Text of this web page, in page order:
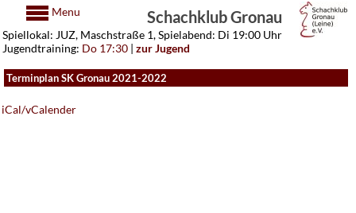
Menu Schachklub Gronau
Spiellokal: JUZ, Maschstraße 1, Spielabend: Di 19:00 Uhr
Jugendtraining: Do 17:30 | zur Jugend
Terminplan SK Gronau 2021-2022
iCal/vCalender